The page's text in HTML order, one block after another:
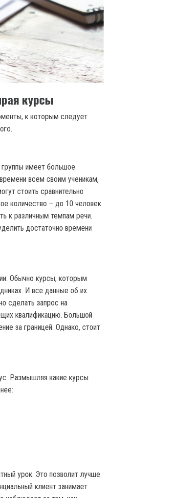
курсы
к которым следует
группы имеет большое
всем своим ученикам,
стоить сравнительно
количество – до 10 человек.
к различным темпам речи.
достаточно времени
Обычно курсы, которым
И все данные об их
сделать запрос на
квалификацию. Большой
за границей. Однако, стоит
Размышляя какие курсы
урок. Это позволит лучше
клиент занимает